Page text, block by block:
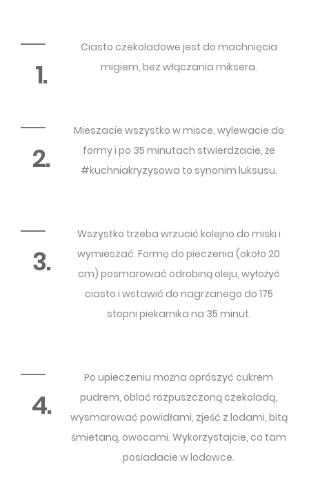
1.
Ciasto czekoladowe jest do machnięcia
migiem, bez włączania miksera.
2.
Mieszacie wszystko w misce, wylewacie do
formy i po 35 minutach stwierdzacie, że
#kuchniakryzysowa to synonim luksusu.
3.
Wszystko trzeba wrzucić kolejno do miski i
wymieszać. Formę do pieczenia (około 20
cm) posmarować odrobiną oleju, wyłożyć
ciasto i wstawić do nagrzanego do 175
stopni piekarnika na 35 minut.
4.
Po upieczeniu można oprószyć cukrem
pudrem, oblać rozpuszczoną czekoladą,
wysmarować powidłami, zjeść z lodami, bitą
śmietaną, owocami. Wykorzystajcie, co tam
posiadacie w lodowce.